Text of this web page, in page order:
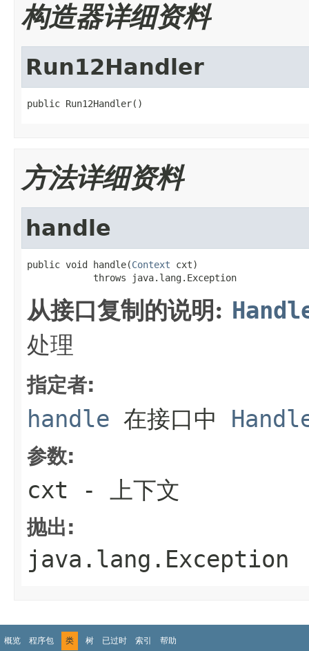
构造器详细资料
Run12Handler
public Run12Handler()
方法详细资料
handle
public void handle(Context cxt)
            throws java.lang.Exception
从接口复制的说明:
处理
指定者:
handle 在接口中
参数:
cxt - 上下文
抛出:
java.lang.Exception
概览 程序包 类 树 已过时 索引 帮助